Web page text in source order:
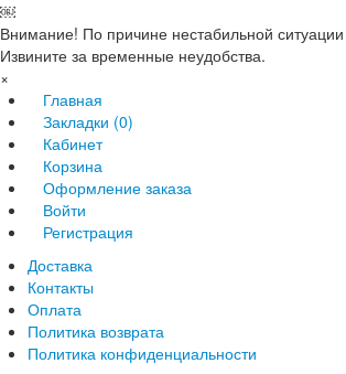
￼
Внимание! По причине нестабильной
Извините за временные неудобства.
×
Главная
Закладки (0)
Кабинет
Корзина
Оформление заказа
Войти
Регистрация
Доставка
Контакты
Оплата
Политика возврата
Политика конфиденциальности